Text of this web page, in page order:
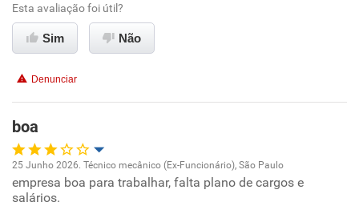
Ambiente de trabalho
Conciliação com a vida familiar
Recomenda a diretoria
Esta avaliação foi útil?
Sim Não
Denunciar
boa
Oportunidade de promoção
25 Junho 2026. Técnico mecânico (Ex-Funcionário), São Paulo
empresa boa para trabalhar, falta plano de cargos e
salários.